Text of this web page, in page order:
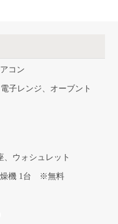
コン
子レンジ、オーブント
ウォシュレット
燥機 1台 ※無料